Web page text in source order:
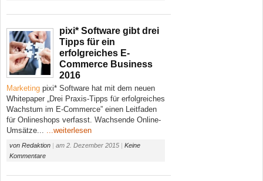
pixi* Software gibt drei
Tipps für ein
erfolgreiches E-
Commerce Business
2016
Marketing pixi* Software hat mit dem neuen
Whitepaper „Drei Praxis-Tipps für erfolgreiches
Wachstum im E-Commerce” einen Leitfaden
für Onlineshops verfasst. Wachsende Online-
Umsätze... ...weiterlesen
von Redaktion | am 2. Dezember 2015 | Keine
Kommentare